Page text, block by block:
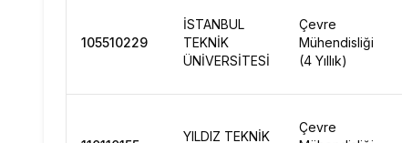
105510229
İSTANBUL
TEKNİK
ÜNİVERSİTESİ
Çevre
Mühendisliği
(4 Yıllık)
YILDIZ TEKNİK
Çevre